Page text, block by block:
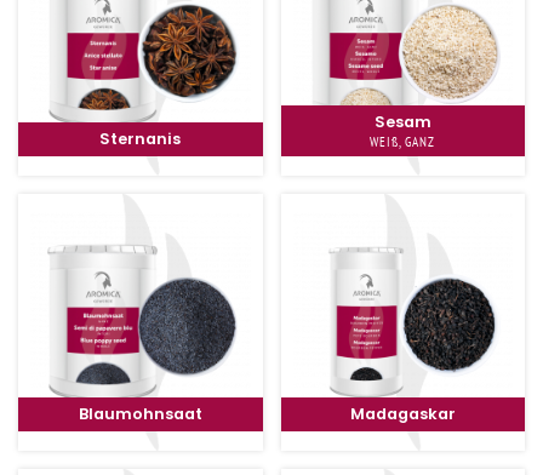
Sternanis
Sesam
WEIß, GANZ
Blaumohnsaat Madagaskar